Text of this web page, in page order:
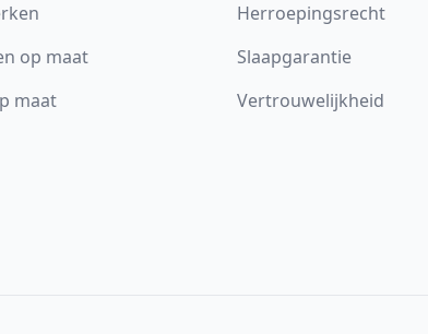
op maat
maat
Herroepingsrecht
Slaapgarantie
Vertrouwelijkheid